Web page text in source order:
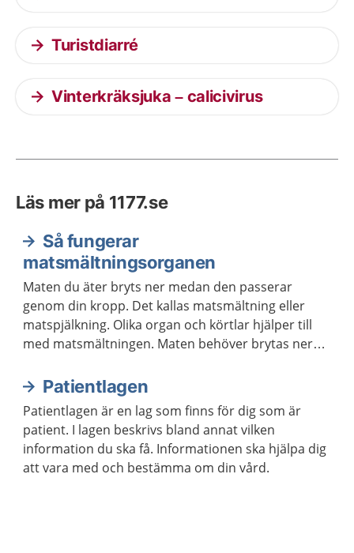
Turistdiarré
Vinterkräksjuka – calicivirus
Läs mer på 1177.se
Så fungerar
matsmältningsorganen
Maten du äter bryts ner medan den passerar
genom din kropp. Det kallas matsmältning eller
matspjälkning. Olika organ och körtlar hjälper till
med matsmältningen. Maten behöver brytas ner
maten innehåller.
Patientlagen
Patientlagen är en lag som finns för dig som är
patient. I lagen beskrivs bland annat vilken
information du ska få. Informationen ska hjälpa dig
att vara med och bestämma om din vård.